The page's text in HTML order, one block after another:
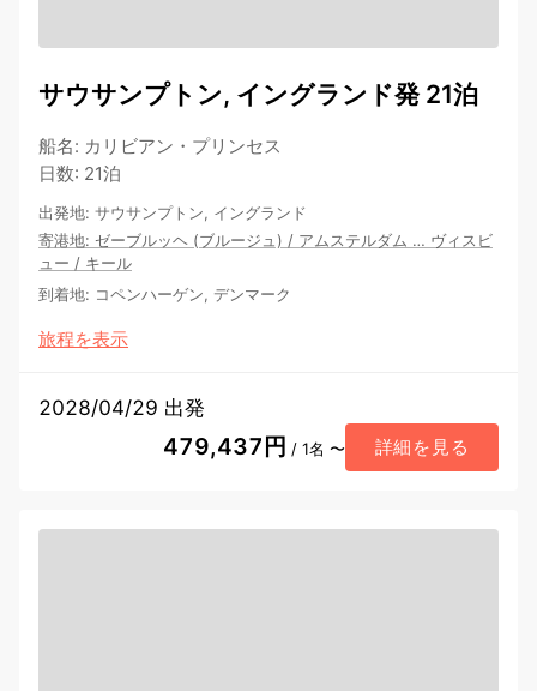
サウサンプトン, イングランド発 21泊
船名: カリビアン・プリンセス
日数: 21泊
出発地: サウサンプトン, イングランド
寄港地: ゼーブルッヘ (ブルージュ) / アムステルダム … ヴィスビ
ュー / キール
到着地: コペンハーゲン, デンマーク
旅程を表示
2028/04/29 出発
479,437円 / 1名 〜 詳細を見る